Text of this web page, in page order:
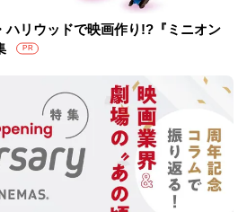
ハリウッドで映画作り!?『ミニオン
PR